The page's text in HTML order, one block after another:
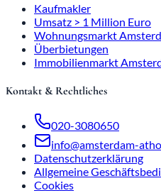
Kaufmakler
Umsatz > 1 Million Euro
Wohnungsmarkt
Überbietungen
Immobilienmarkt
Kontakt & Rechtliches
020-3080650
info@amsterdam-
Datenschutzerklärung
Allgemeine
Cookies